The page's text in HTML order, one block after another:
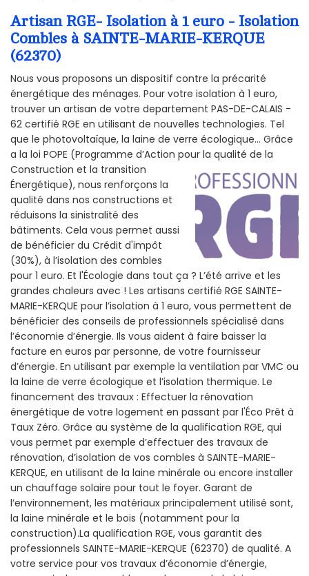
Artisan RGE- Isolation à 1 euro - Isolation
Combles à SAINTE-MARIE-KERQUE
(62370)
Nous vous proposons un dispositif contre la précarité
énergétique des ménages. Pour votre isolation à 1 euro,
trouver un artisan de votre departement PAS-DE-CALAIS -
62 certifié RGE en utilisant de nouvelles technologies. Tel
que le photovoltaïque, la laine de verre écologique... Grâce
a la loi POPE (Programme d’Action pour la qualité de la
Construction et la transition
Énergétique), nous renforçons la
qualité dans nos constructions et
réduisons la sinistralité des
bâtiments. Cela vous permet aussi
de bénéficier du Crédit d'impôt
(30%), à l’isolation des combles
pour 1 euro. Et l'Écologie dans tout ça ? L’été arrive et les
grandes chaleurs avec ! Les artisans certifié RGE SAINTE-
MARIE-KERQUE pour l’isolation à 1 euro, vous permettent de
bénéficier des conseils de professionnels spécialisé dans
l’économie d’énergie. Ils vous aident à faire baisser la
facture en euros par personne, de votre fournisseur
d’énergie. En utilisant par exemple la ventilation par VMC ou
la laine de verre écologique et l’isolation thermique. Le
financement des travaux : Effectuer la rénovation
énergétique de votre logement en passant par l'Éco Prêt à
Taux Zéro. Grâce au système de la qualification RGE, qui
vous permet par exemple d’effectuer des travaux de
rénovation, d’isolation de vos combles à SAINTE-MARIE-
KERQUE, en utilisant de la laine minérale ou encore installer
un chauffage solaire pour tout le foyer. Garant de
l’environnement, les matériaux principalement utilisé sont,
la laine minérale et le bois (notamment pour la
construction).La qualification RGE, vous garantit des
professionnels SAINTE-MARIE-KERQUE (62370) de qualité. A
votre service pour vos travaux d’économie d’énergie,